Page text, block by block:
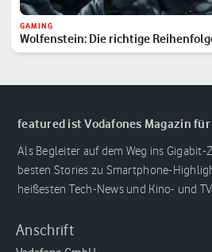
GAMING
Wolfenstein: Die richtige
featured ist Vodafones Magazin
Als Begleiter auf dem Weg ins
besten Stories zu Smartphone-
heißesten Tech-News und Kino- und
Anschrift